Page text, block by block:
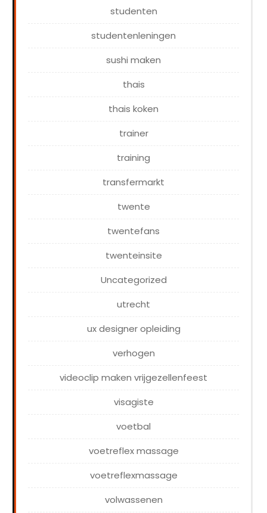
studenten
studentenleningen
sushi maken
thais
thais koken
trainer
training
transfermarkt
twente
twentefans
twenteinsite
Uncategorized
utrecht
ux designer opleiding
verhogen
videoclip maken vrijgezellenfeest
visagiste
voetbal
voetreflex massage
voetreflexmassage
volwassenen